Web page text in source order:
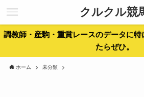
クルクル競
調教師・産駒・重賞レースのデータに
たらぜひ。
ホーム 未分類